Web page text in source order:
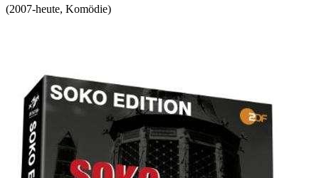
(2007-heute, Komödie)